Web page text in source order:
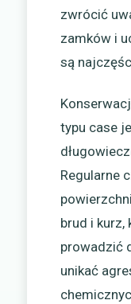
zwrócić
zamków i
są
typu case
Regularne
brud i
prowadzić
unikać